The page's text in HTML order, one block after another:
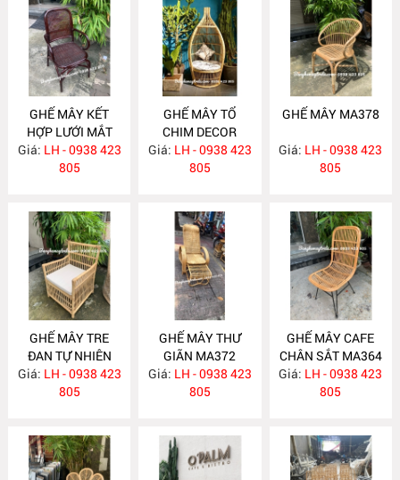
GHẾ MÂY KẾT
HỢP LƯỚI MẮT
CÁO MA400
Giá: LH - 0938 423
805
GHẾ MÂY TỔ
CHIM DECOR
MA395
Giá: LH - 0938 423
805
GHẾ MÂY MA378
Giá: LH - 0938 423
805
GHẾ MÂY TRE
ĐAN TỰ NHIÊN
MA377
Giá: LH - 0938 423
805
GHẾ MÂY THƯ
GIÃN MA372
Giá: LH - 0938 423
805
GHẾ MÂY CAFE
CHÂN SẮT MA364
Giá: LH - 0938 423
805